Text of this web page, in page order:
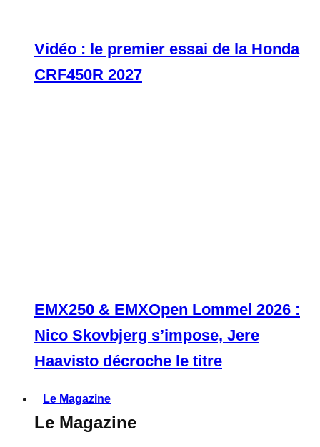
Vidéo : le premier essai de la Honda
CRF450R 2027
EMX250 & EMXOpen Lommel 2026 :
Nico Skovbjerg s’impose, Jere
Haavisto décroche le titre
Le Magazine
Le Magazine